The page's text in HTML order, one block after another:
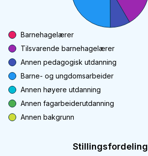
Barnehagelærer
Tilsvarende barnehagelærer
Annen pedagogisk utdanning
Barne- og ungdomsarbeider
Annen høyere utdanning
Annen fagarbeiderutdanning
Annen bakgrunn
Stillingsfordeling